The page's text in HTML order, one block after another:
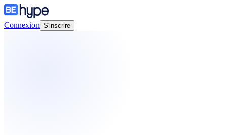
Connexion S'inscrire